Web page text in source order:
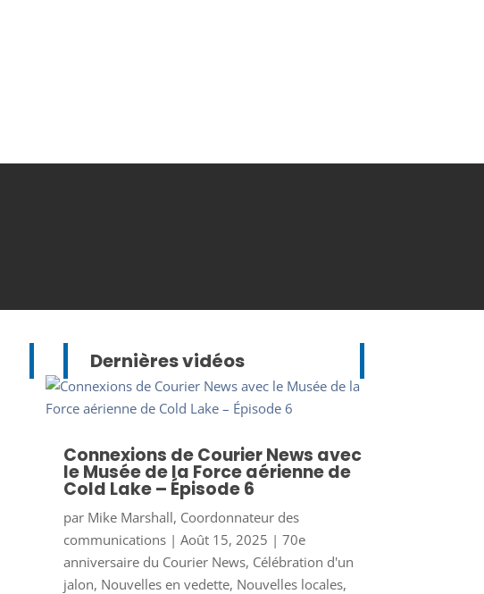
Dernières vidéos
Connexions de Courier News avec
le Musée de la Force aérienne de
Cold Lake – Épisode 6
par Mike Marshall, Coordonnateur des
communications| Août 15, 2025 | 70e
anniversaire du Courier News, Célébration d'un
jalon, Nouvelles en vedette, Nouvelles locales,